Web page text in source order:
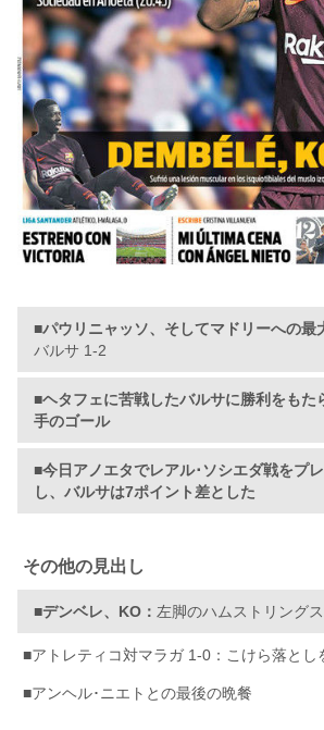
■パウリニャッソ、そしてマドリーへの最
バルサ 1-2
■ヘタフェに苦戦したバルサに勝利をもた
手のゴール
■今日アノエタでレアル･ソシエダ戦をプ
し、バルサは7ポイント差とした
その他の見出し
■デンベレ、KO： 左脚のハムストリング
■アトレティコ対マラガ 1-0：こけら落とし
■アンヘル･ニエトとの最後の晩餐